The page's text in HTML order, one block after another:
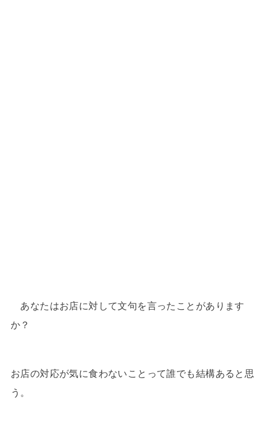
あなたはお店に対して文句を言ったことがあります
か？
お店の対応が気に食わないことって誰でも結構あると思
う。